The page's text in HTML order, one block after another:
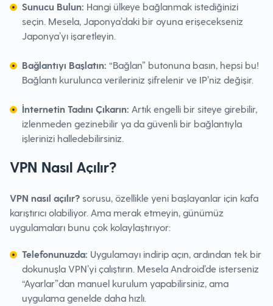
Sunucu Bulun: Hangi ülkeye bağlanmak istediğinizi
seçin. Mesela, Japonya’daki bir oyuna erişecekseniz
Japonya’yı işaretleyin.
Bağlantıyı Başlatın: “Bağlan” butonuna basın, hepsi bu!
Bağlantı kurulunca verileriniz şifrelenir ve IP’niz değişir.
İnternetin Tadını Çıkarın: Artık engelli bir siteye girebilir,
izlenmeden gezinebilir ya da güvenli bir bağlantıyla
işlerinizi halledebilirsiniz.
VPN Nasıl Açılır?
VPN nasıl açılır? sorusu, özellikle yeni başlayanlar için kafa
karıştırıcı olabiliyor. Ama merak etmeyin, günümüz
uygulamaları bunu çok kolaylaştırıyor:
Telefonunuzda: Uygulamayı indirip açın, ardından tek bir
dokunuşla VPN’yi çalıştırın. Mesela Android’de isterseniz
“Ayarlar”dan manuel kurulum yapabilirsiniz, ama
uygulama genelde daha hızlı.